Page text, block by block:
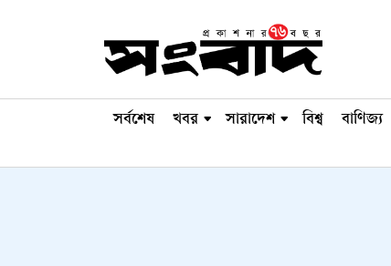
সর্বশেষ খবর সারাদেশ বিশ্ব বাণিজ্য